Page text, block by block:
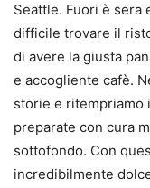
Seattle. Fuori è sera
difficile trovare il
di avere la giusta
e accogliente cafè.
storie e ritempriamo
preparate con cura
sottofondo. Con
incredibilmente